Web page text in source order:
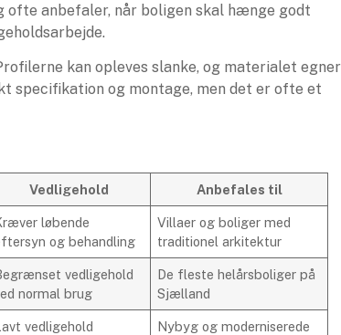
ofte anbefaler, når boligen skal hænge godt
kan opleves slanke, og materialet
og montage, men det er ofte et
Vedligehold Anbefales til
løbende
og behandling
Villaer og boliger med
traditionel arkitektur
vedligehold
normal brug
De fleste helårsboliger på
Sjælland
vedligehold
Nybyg og moderniserede